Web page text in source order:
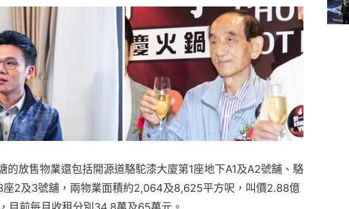
的放售物業還包括開源道駱駝漆大廈第1座地下A1及A2號舖、駱
座2及3號舖，兩物業面積約2,064及8,625平方呎，叫價2.88億